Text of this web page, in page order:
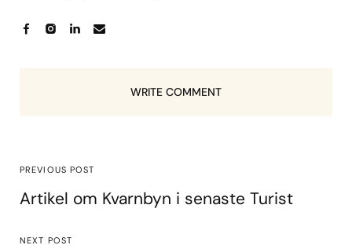
WRITE COMMENT
PREVIOUS POST
Artikel om Kvarnbyn i senaste Turist
NEXT POST